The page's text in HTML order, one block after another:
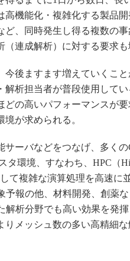
機能化・複雑化する製品開
、同時発生し得る複数の事
連成解析）に対する要求も
後ますます増えていくこ
析担当者が普段使用して
の高いパフォーマンスが
が求められる。
ーバなどをつなげ、多くの
環境、すなわち、HPC（
て複雑な演算処理を高速に
報の他、材料開発、創薬な
析分野でも高い効果を発
メッシュ数の多い高精細